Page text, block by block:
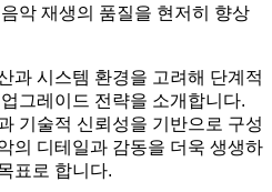
악 재생의 품질을 현저히 향상
과 시스템 환경을 고려해 단계적
그레이드 전략을 소개합니다.
기술적 신뢰성을 기반으로 구성
의 디테일과 감동을 더욱 생생하
표로 합니다.